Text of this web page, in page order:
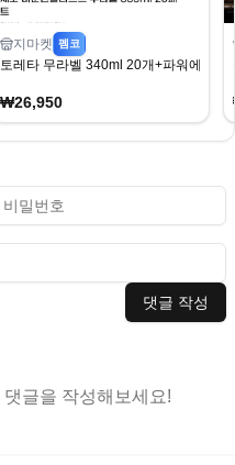
지마켓 펨코
토레타 무라벨 340ml 20개+파워에이
₩26,950
댓글 작성
글을 작성해보세요!